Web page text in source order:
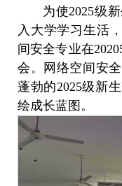
为使2025级
入大学学习生活
间安全专业在
会。网络空间安
蓬勃的2025级新
绘成长蓝图。